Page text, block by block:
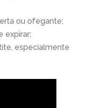
ou ofegante;
expirar;
especialmente